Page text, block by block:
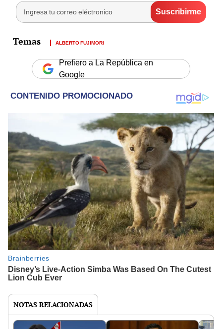
ALBERTO FUJIMORI
Prefiero a La República en
Google
NOTAS RELACIONADAS